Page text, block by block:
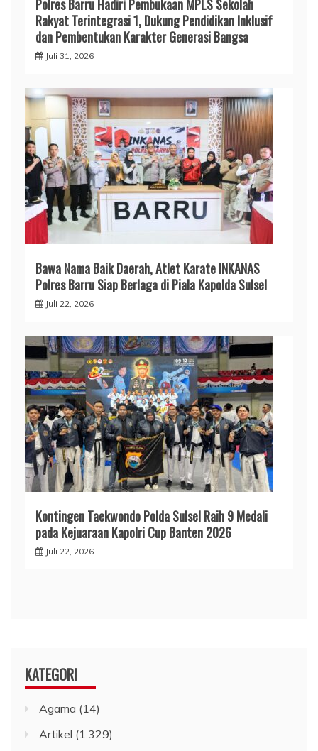
Polres Barru Hadiri Pembukaan MPLS Sekolah
Rakyat Terintegrasi 1, Dukung Pendidikan Inklusif
dan Pembentukan Karakter Generasi Bangsa
Juli 31, 2026
​Bawa Nama Baik Daerah, Atlet Karate INKANAS
Polres Barru Siap Berlaga di Piala Kapolda Sulsel
Juli 22, 2026
Kontingen Taekwondo Polda Sulsel Raih 9 Medali
pada Kejuaraan Kapolri Cup Banten 2026
Juli 22, 2026
KATEGORI
Agama (14)
Artikel (1.329)